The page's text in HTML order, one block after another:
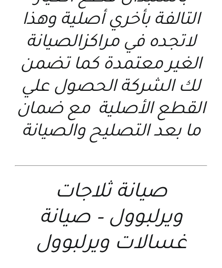
التالفة بأخري أصلية وهذا
لاتجده في مراكزالصيانة
الغير معتمدة كما تضمن
لك الشركة الحصول علي
القطع الأصلية مع ضمان
ما بعد التصليح والصيانة
صيانة ثلاجات
ويرلبوول – صيانة
غسالات ويرلبوول